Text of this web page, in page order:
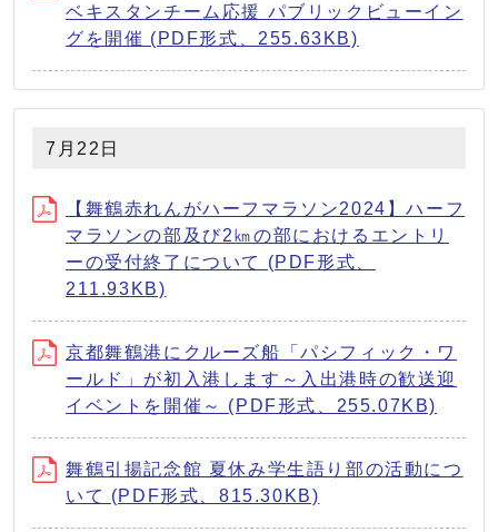
ベキスタンチーム応援 パブリックビューイン
グを開催 (PDF形式、255.63KB)
7月22日
【舞鶴赤れんがハーフマラソン2024】ハーフ
マラソンの部及び2㎞の部におけるエントリ
ーの受付終了について (PDF形式、
211.93KB)
京都舞鶴港にクルーズ船「パシフィック・ワ
ールド」が初入港します～入出港時の歓送迎
イベントを開催～ (PDF形式、255.07KB)
舞鶴引揚記念館 夏休み学生語り部の活動につ
いて (PDF形式、815.30KB)